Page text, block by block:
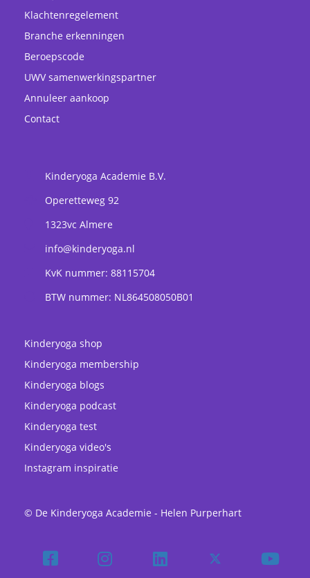
Klachtenregelement
Branche erkenningen
Beroepscode
UWV samenwerkingspartner
Annuleer aankoop
Contact
Kinderyoga Academie B.V.
Operetteweg 92
1323vc Almere
info@kinderyoga.nl
KvK nummer: 88115704
BTW nummer: NL864508050B01
Kinderyoga shop
Kinderyoga membership
Kinderyoga blogs
Kinderyoga podcast
Kinderyoga test
Kinderyoga video's
Instagram inspiratie
© De Kinderyoga Academie - Helen Purperhart